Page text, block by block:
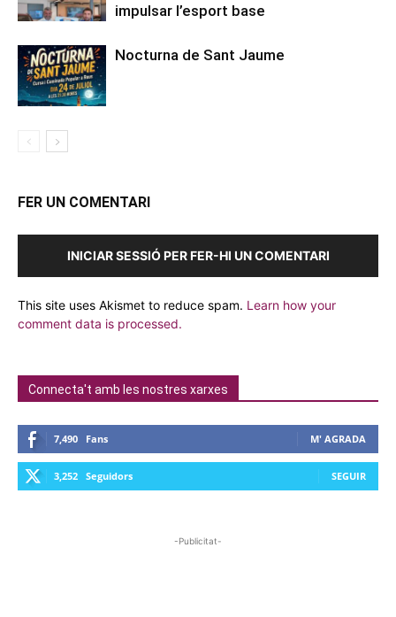
impulsar l’esport base
Nocturna de Sant Jaume
FER UN COMENTARI
INICIAR SESSIÓ PER FER-HI UN COMENTARI
This site uses Akismet to reduce spam. Learn how your
comment data is processed.
Connecta't amb les nostres xarxes
7,490 Fans M' AGRADA
3,252 Seguidors SEGUIR
-Publicitat-